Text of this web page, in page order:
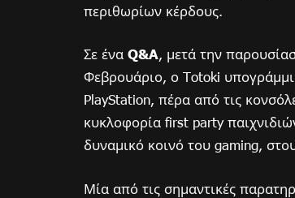
περιθωρίων κέρδους.
Σε ένα Q&A, μετά την
Φεβρουάριο, ο Totoki
PlayStation, πέρα ​​από τις
κυκλοφορία first party
δυναμικό κοινό του gaming,
Μία από τις σημαντικές